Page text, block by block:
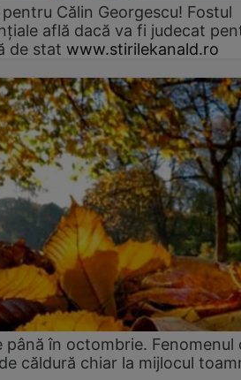
pentru Călin Georgescu! Fostul
află dacă va fi judecat
de stat www.stirilekanald.ro
până în octombrie. Fenomenul
căldură chiar la mijlocul